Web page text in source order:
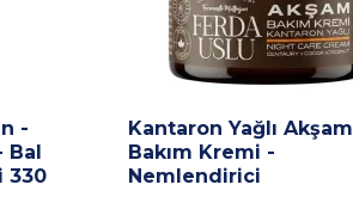
-
Bal
330
Kantaron Yağlı Akşam
Bakım Kremi -
Nemlendirici